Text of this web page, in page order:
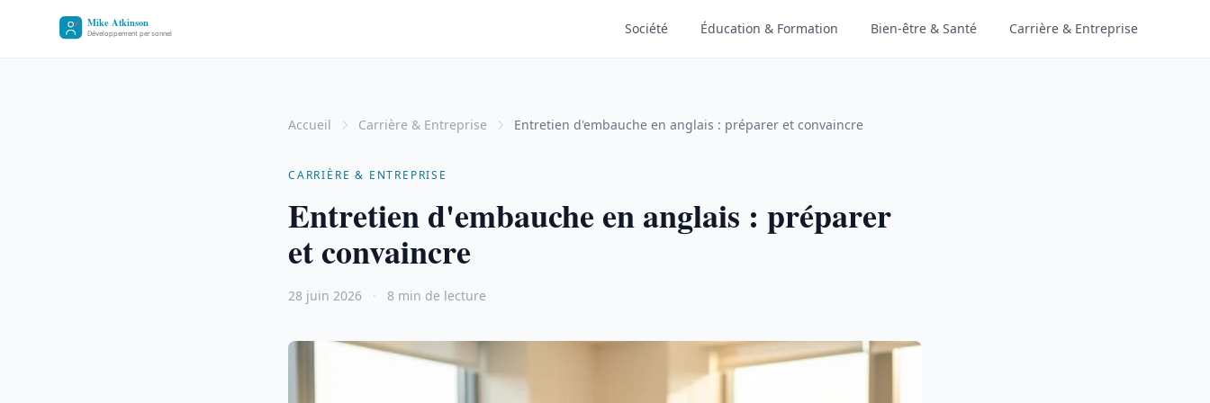
Société Éducation & Formation Bien-être & Santé Carrière & Entreprise
Accueil Carrière & Entreprise Entretien d'embauche en anglais : préparer et convaincre
CARRIÈRE & ENTREPRISE
Entretien d'embauche en anglais : préparer
et convaincre
28 juin 2026 · 8 min de lecture